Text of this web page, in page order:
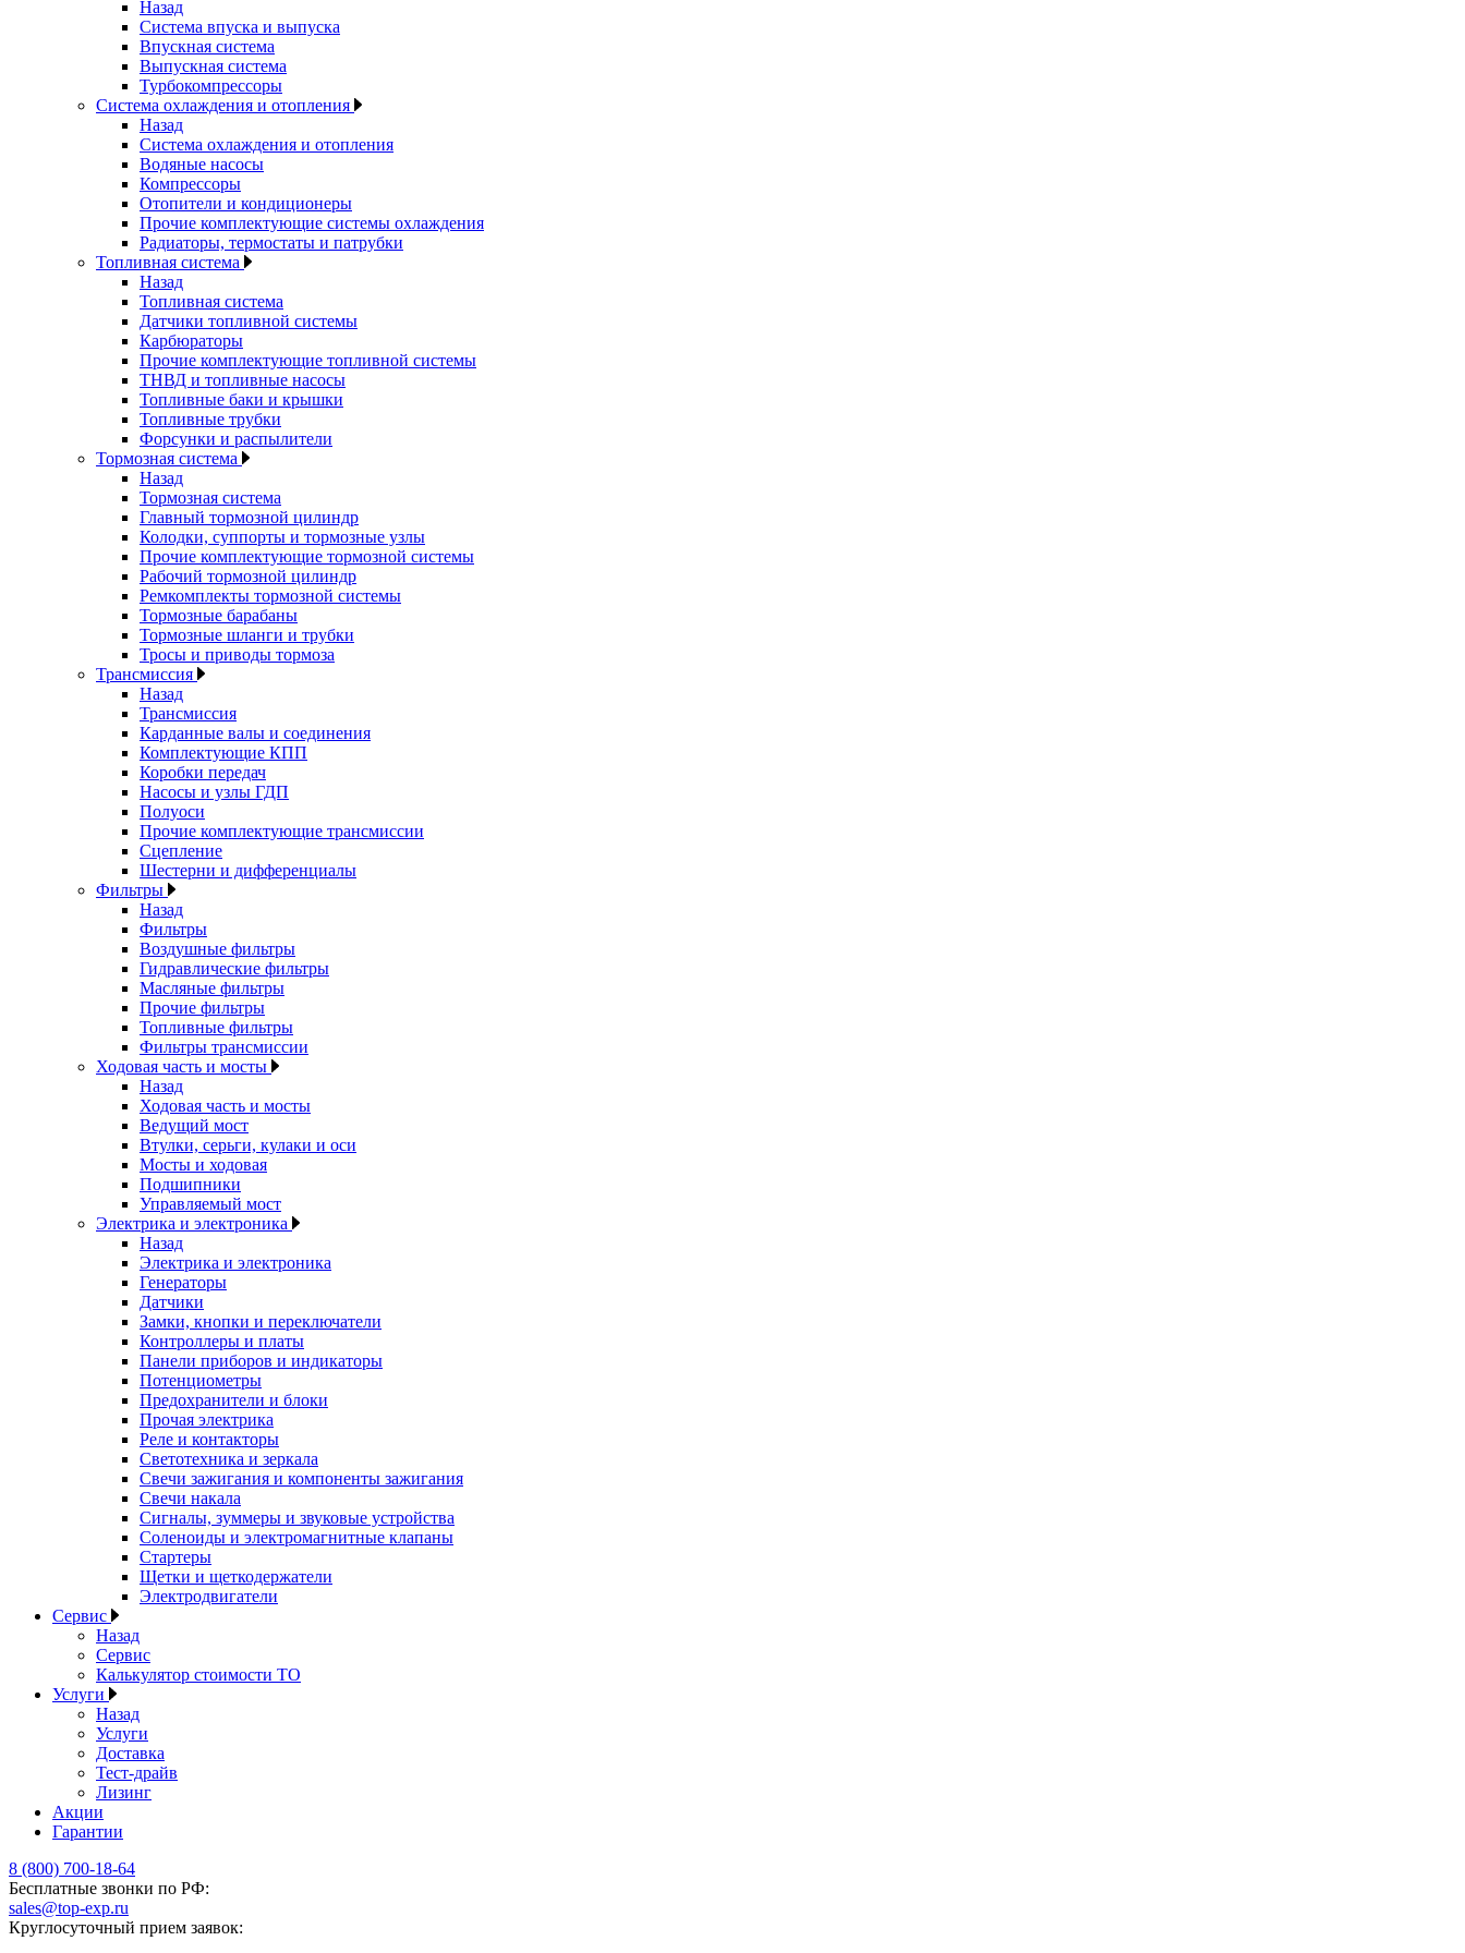
Назад
Система впуска и выпуска
Впускная система
Выпускная система
Турбокомпрессоры
Система охлаждения и отопления
Назад
Система охлаждения и отопления
Водяные насосы
Компрессоры
Отопители и кондиционеры
Прочие комплектующие системы охлаждения
Радиаторы, термостаты и патрубки
Топливная система
Назад
Топливная система
Датчики топливной системы
Карбюраторы
Прочие комплектующие топливной системы
ТНВД и топливные насосы
Топливные баки и крышки
Топливные трубки
Форсунки и распылители
Тормозная система
Назад
Тормозная система
Главный тормозной цилиндр
Колодки, суппорты и тормозные узлы
Прочие комплектующие тормозной системы
Рабочий тормозной цилиндр
Ремкомплекты тормозной системы
Тормозные барабаны
Тормозные шланги и трубки
Тросы и приводы тормоза
Трансмиссия
Назад
Трансмиссия
Карданные валы и соединения
Комплектующие КПП
Коробки передач
Насосы и узлы ГДП
Полуоси
Прочие комплектующие трансмиссии
Сцепление
Шестерни и дифференциалы
Фильтры
Назад
Фильтры
Воздушные фильтры
Гидравлические фильтры
Масляные фильтры
Прочие фильтры
Топливные фильтры
Фильтры трансмиссии
Ходовая часть и мосты
Назад
Ходовая часть и мосты
Ведущий мост
Втулки, серьги, кулаки и оси
Мосты и ходовая
Подшипники
Управляемый мост
Электрика и электроника
Назад
Электрика и электроника
Генераторы
Датчики
Замки, кнопки и переключатели
Контроллеры и платы
Панели приборов и индикаторы
Потенциометры
Предохранители и блоки
Прочая электрика
Реле и контакторы
Светотехника и зеркала
Свечи зажигания и компоненты зажигания
Свечи накала
Сигналы, зуммеры и звуковые устройства
Соленоиды и электромагнитные клапаны
Стартеры
Щетки и щеткодержатели
Электродвигатели
Сервис
Назад
Сервис
Калькулятор стоимости ТО
Услуги
Назад
Услуги
Доставка
Тест-драйв
Лизинг
Акции
Гарантии
8 (800) 700-18-64
Бесплатные звонки по РФ:
sales@top-exp.ru
Круглосуточный прием заявок: